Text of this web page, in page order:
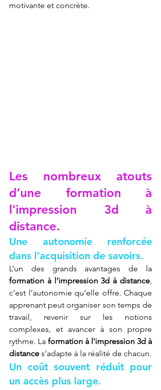
motivante et concrète.
Les nombreux atouts
d’une formation à
l'impression 3d à
distance.
Une autonomie renforcée
dans l’acquisition de savoirs.
formation à l'impression 3d à distance,
c’est l’autonomie qu’elle offre. Chaque
apprenant peut organiser son temps de
travail, revenir sur les notions
complexes, et avancer à son propre
rythme. La formation à l'impression 3d à
distance s’adapte à la réalité de chacun.
Un coût souvent réduit pour
un accès plus large.